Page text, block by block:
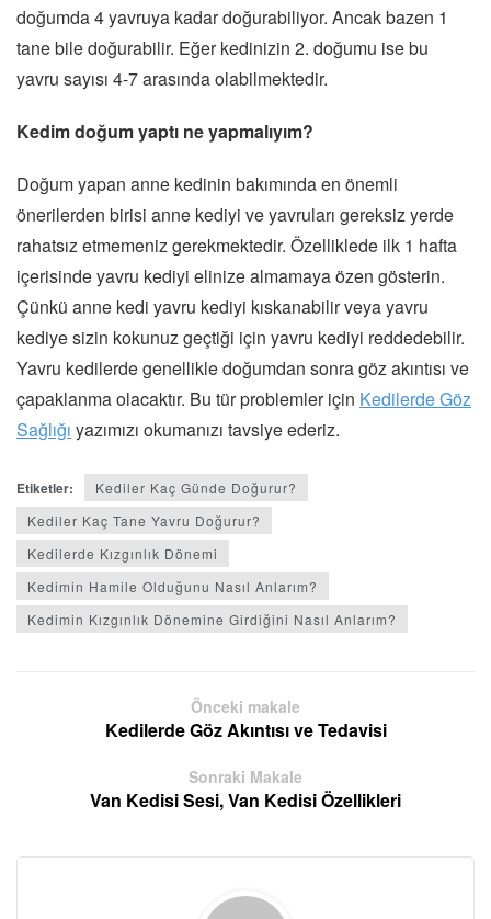
doğumda 4 yavruya kadar doğurabiliyor. Ancak bazen 1
tane bile doğurabilir. Eğer kedinizin 2. doğumu ise bu
yavru sayısı 4-7 arasında olabilmektedir.
Kedim doğum yaptı ne yapmalıyım?
Doğum yapan anne kedinin bakımında en önemli
önerilerden birisi anne kediyi ve yavruları gereksiz yerde
rahatsız etmemeniz gerekmektedir. Özelliklede ilk 1 hafta
içerisinde yavru kediyi elinize almamaya özen gösterin.
Çünkü anne kedi yavru kediyi kıskanabilir veya yavru
kediye sizin kokunuz geçtiği için yavru kediyi reddedebilir.
Yavru kedilerde genellikle doğumdan sonra göz akıntısı ve
çapaklanma olacaktır. Bu tür problemler için Kedilerde Göz
Sağlığı yazımızı okumanızı tavsiye ederiz.
Etiketler:
Kediler Kaç Günde Doğurur?
Kediler Kaç Tane Yavru Doğurur?
Kedilerde Kızgınlık Dönemi
Kedimin Hamile Olduğunu Nasıl Anlarım?
Kedimin Kızgınlık Dönemine Girdiğini Nasıl Anlarım?
Önceki makale
Kedilerde Göz Akıntısı ve Tedavisi
Sonraki Makale
Van Kedisi Sesi, Van Kedisi Özellikleri